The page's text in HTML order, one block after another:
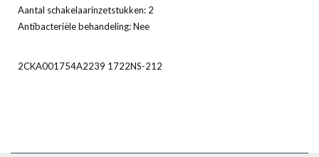
Aantal schakelaarinzetstukken: 2
Antibacteriële behandeling: Nee
2CKA001754A2239 1722NS-212